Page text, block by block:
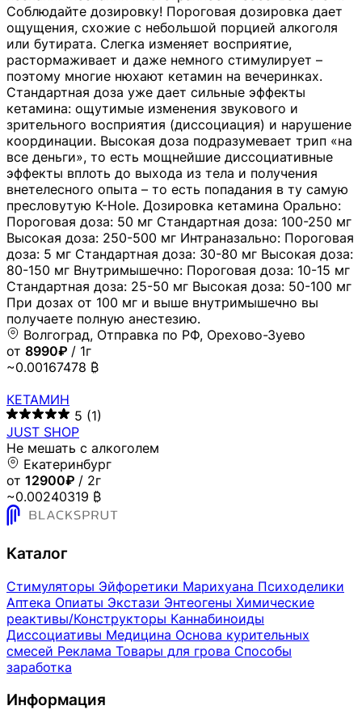
Соблюдайте дозировку! Пороговая дозировка дает
ощущения, схожие с небольшой порцией алкоголя
или бутирата. Слегка изменяет восприятие,
растормаживает и даже немного стимулирует –
поэтому многие нюхают кетамин на вечеринках.
Стандартная доза уже дает сильные эффекты
кетамина: ощутимые изменения звукового и
зрительного восприятия (диссоциация) и нарушение
координации. Высокая доза подразумевает трип «на
все деньги», то есть мощнейшие диссоциативные
эффекты вплоть до выхода из тела и получения
внетелесного опыта – то есть попадания в ту самую
пресловутую K-Hole. Дозировка кетамина Орально:
Пороговая доза: 50 мг Стандартная доза: 100-250 мг
Высокая доза: 250-500 мг Интраназально: Пороговая
доза: 5 мг Стандартная доза: 30-80 мг Высокая доза:
80-150 мг Внутримышечно: Пороговая доза: 10-15 мг
Стандартная доза: 25-50 мг Высокая доза: 50-100 мг
При дозах от 100 мг и выше внутримышечно вы
получаете полную анестезию.
Волгоград, Отправка по РФ, Орехово-Зуево
от 8990₽ / 1г
~0.00167478 ₿
КЕТАМИН
5 (1)
JUST SHOP
Не мешать с алкоголем
Екатеринбург
от 12900₽ / 2г
~0.00240319 ₿
Каталог
Стимуляторы Эйфоретики Марихуана Психоделики
Аптека Опиаты Экстази Энтеогены Химические
реактивы/Конструкторы Каннабиноиды
Диссоциативы Медицина Основа курительных
смесей Реклама Товары для грова Способы
заработка
Информация